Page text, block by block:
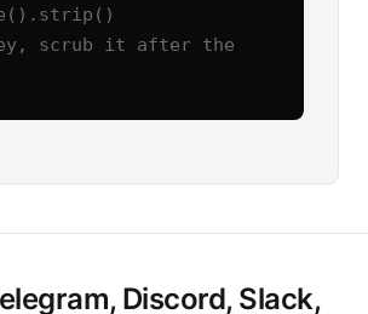
scrub it after the
Discord, Slack,